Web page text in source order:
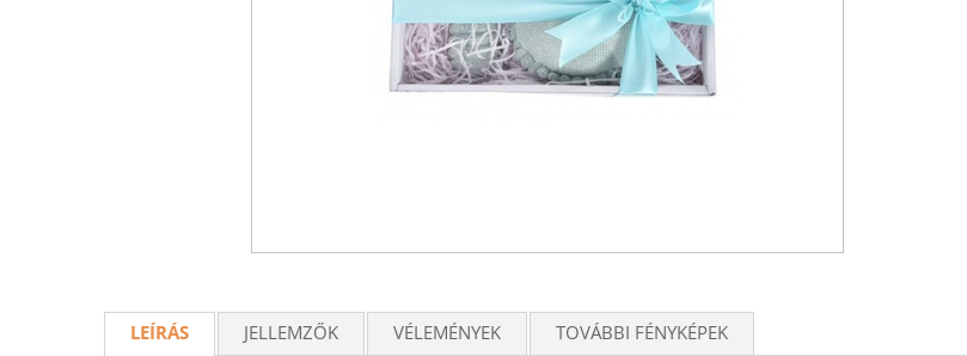
LEÍRÁS JELLEMZŐK VÉLEMÉNYEK TOVÁBBI FÉNYKÉPEK